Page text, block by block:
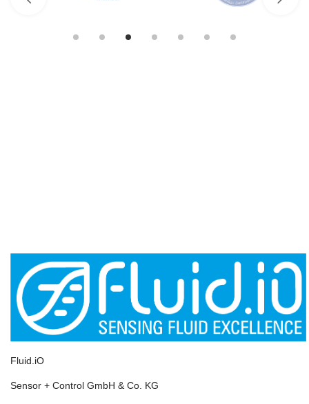
Fluid.iO
Sensor + Control GmbH & Co. KG